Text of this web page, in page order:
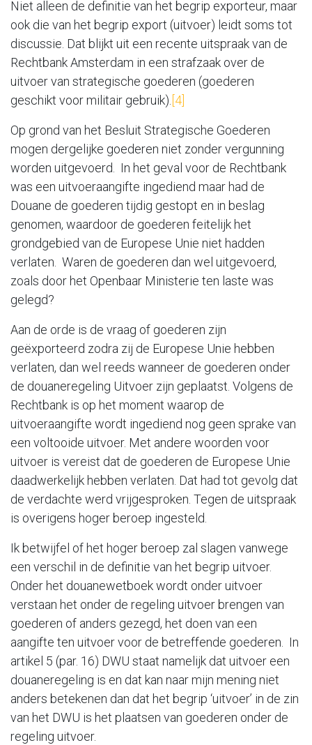
Niet alleen de definitie van het begrip exporteur, maar
ook die van het begrip export (uitvoer) leidt soms tot
discussie. Dat blijkt uit een recente uitspraak van de
Rechtbank Amsterdam in een strafzaak over de
uitvoer van strategische goederen (goederen
geschikt voor militair gebruik). [4]
Op grond van het Besluit Strategische Goederen
mogen dergelijke goederen niet zonder vergunning
worden uitgevoerd. In het geval voor de Rechtbank
was een uitvoeraangifte ingediend maar had de
Douane de goederen tijdig gestopt en in beslag
genomen, waardoor de goederen feitelijk het
grondgebied van de Europese Unie niet hadden
verlaten. Waren de goederen dan wel uitgevoerd,
zoals door het Openbaar Ministerie ten laste was
gelegd?
Aan de orde is de vraag of goederen zijn
geëxporteerd zodra zij de Europese Unie hebben
verlaten, dan wel reeds wanneer de goederen onder
de douaneregeling Uitvoer zijn geplaatst. Volgens de
Rechtbank is op het moment waarop de
uitvoeraangifte wordt ingediend nog geen sprake van
een voltooide uitvoer. Met andere woorden voor
uitvoer is vereist dat de goederen de Europese Unie
daadwerkelijk hebben verlaten. Dat had tot gevolg dat
de verdachte werd vrijgesproken. Tegen de uitspraak
is overigens hoger beroep ingesteld.
Ik betwijfel of het hoger beroep zal slagen vanwege
een verschil in de definitie van het begrip uitvoer.
Onder het douanewetboek wordt onder uitvoer
verstaan het onder de regeling uitvoer brengen van
goederen of anders gezegd, het doen van een
aangifte ten uitvoer voor de betreffende goederen. In
artikel 5 (par. 16) DWU staat namelijk dat uitvoer een
douaneregeling is en dat kan naar mijn mening niet
anders betekenen dan dat het begrip ‘uitvoer’ in de zin
van het DWU is het plaatsen van goederen onder de
regeling uitvoer.